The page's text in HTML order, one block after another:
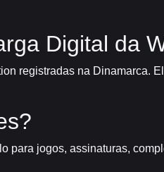
Digital da
registradas na Dinamarca.
para jogos, assinaturas,